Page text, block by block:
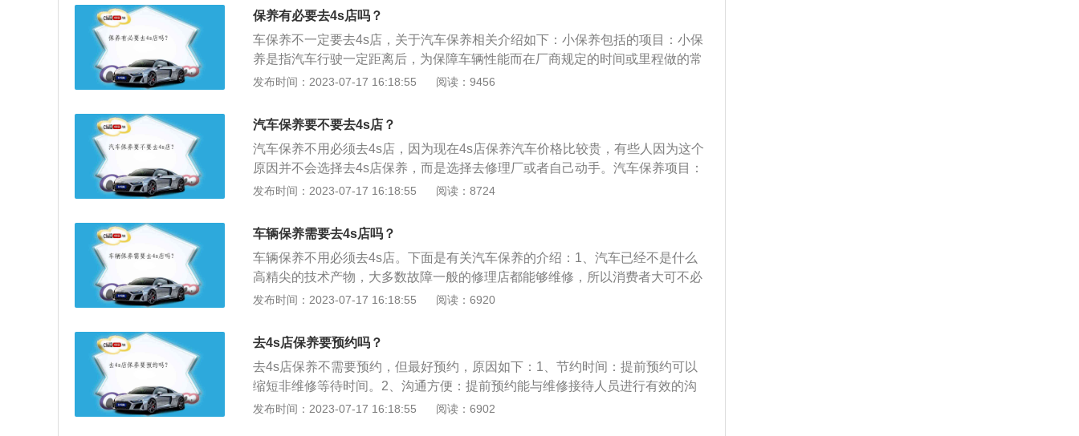
障车辆在运行时的顺畅度及安全性；2、技工人员专业：4s店的技工人员相对专
业一些，经过一些技能培训，可以为车主答疑解惑，同时对车辆的故障和隐患比
较了解，能够提供更好的技术支持，这也是很多车主选择4s店进行保养的原因之
一；3、有保养记录：在4s店进行的每一次保养都会有备份，车主可以很清楚的
汽车的价格有所提升，减少车主的损失。
应及时检查更换汽车机油，汽车发动机和其它部件正常运转都离不开机油的润
滑、清洁等作用。4s店保养优点：保养维修有保障；享有对应车型的汽车检测，
以及专业的技师和配套工具设备等。在零配件上，4s店有可靠性有保障，而且库
存也足够多，在更换一些零配件或者维修时耗时短。
保养有必要去4s店吗？
车保养不一定要去4s店，关于汽车保养相关介绍如下：小保养包括的项目：小保
养是指汽车行驶一定距离后，为保障车辆性能而在厂商规定的时间或里程做的常
规保养项目。主要包括更换机油和机油滤芯，空气滤芯和空调滤芯。大保养包括
还需要对车辆的汽油滤清器、防冻液、变速箱油、刹车油、方向助力油进行检查
和更换。同时还需检查车辆的轮胎、刹车片、皮带等部件。
发布时间：2023-07-17 16:18:55 阅读：9456
汽车保养要不要去4s店？
汽车保养不用必须去4s店，因为现在4s店保养汽车价格比较贵，有些人因为这个
原因并不会选择去4s店保养，而是选择去修理厂或者自己动手。汽车保养项目：
清洁、检查、补给、润滑、紧固、调整、更换等，汽车保养的目的是保持车容整
汽车保养周期：汽车保养的周期大多数以5000公里为一周期，或半年进行一次汽
车保养，但是如果经常在环境恶劣的地方，汽车保养的周期就应该相应缩短，反
之如果不经常驾驶或路段较好，保养周期可适当延长。
发布时间：2023-07-17 16:18:55 阅读：8724
车辆保养需要去4s店吗？
车辆保养不用必须去4s店。下面是有关汽车保养的介绍：1、汽车已经不是什么
高精尖的技术产物，大多数故障一般的修理店都能够维修，所以消费者大可不必
有4S店更专业之类的想法，可能车主更多的是担心路边店的配件质量和真假问题
滤，然后选择一家正规或者熟悉的修理店付工时费即可。2汽车的保修政策多为2
年或6万公里(以先到者为准)，个别车型的保修时间略长，但一般不超过5年或10
公里。我们以高尔夫车型的保养周期为标准，其1保5000KM，2保12500KM，都
是换机油机滤空滤。3保2万KM，通常这时4S会要求车主做大保养，不然不予保
修。以此为据，除去免费的首保(通常首保是免费的)，在车辆保修期内，车主只
发布时间：2023-07-17 16:18:55 阅读：6920
去4s店保养要预约吗？
去4s店保养不需要预约，但最好预约，原因如下：1、节约时间：提前预约可以
缩短非维修等待时间。2、沟通方便：提前预约能与维修接待人员进行有效的沟
通，确定保养内容、价格、上门时间、保养时间以及交车时间。有关汽车保养的
发布时间：2023-07-17 16:18:55 阅读：6902